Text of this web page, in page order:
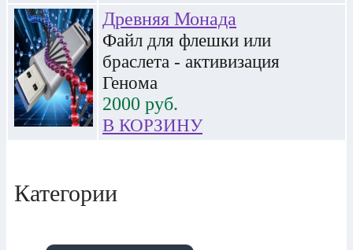
Древняя Монада
Файл для флешки или
браслета - активизация
Генома
2000 руб.
В КОРЗИНУ
Категории